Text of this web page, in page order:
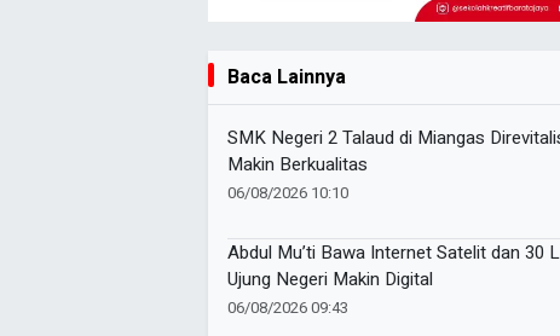
Baca Lainnya
SMK Negeri 2 Talaud di Miangas
Makin Berkualitas
06/08/2026 10:10
Abdul Mu’ti Bawa Internet Satelit dan 30
Ujung Negeri Makin Digital
06/08/2026 09:43